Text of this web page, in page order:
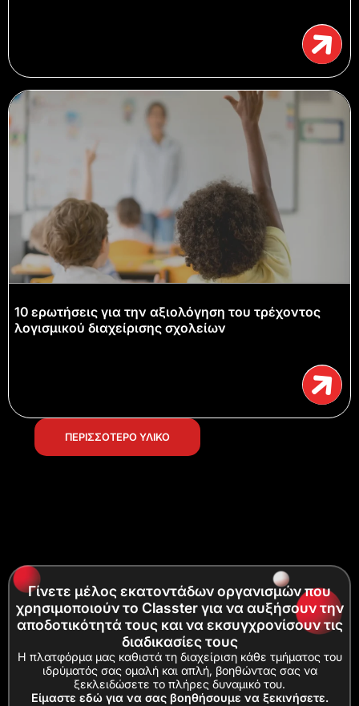
10 ερωτήσεις για την αξιολόγηση του τρέχοντος
λογισμικού διαχείρισης σχολείων
ΠΕΡΙΣΣΟΤΕΡΟ ΥΛΙΚΟ
Γίνετε μέλος εκατοντάδων οργανισμών που
χρησιμοποιούν το Classter για να αυξήσουν την
αποδοτικότητά τους και να εκσυγχρονίσουν τις
διαδικασίες τους
Η πλατφόρμα μας καθιστά τη διαχείριση κάθε τμήματος του
ιδρύματός σας ομαλή και απλή, βοηθώντας σας να
ξεκλειδώσετε το πλήρες δυναμικό του.
Είμαστε εδώ για να σας βοηθήσουμε να ξεκινήσετε.